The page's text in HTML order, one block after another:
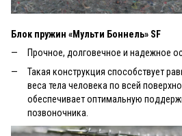
Блок пружин «Мульти Боннель» SF
Прочное, долговечное и надежное
Такая конструкция способствует
веса тела человека по всей
обеспечивает оптимальную
позвоночника.